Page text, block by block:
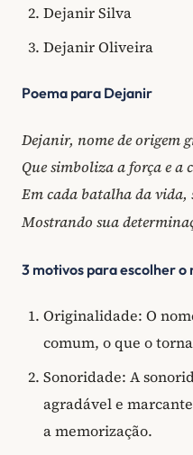
Dejanir Silva
Dejanir Oliveira
Poema para Dejanir
Dejanir, nome de origem
Que simboliza a força e a
Em cada batalha da vida,
Mostrando sua
3 motivos para escolher o
Originalidade: O
comum, o que o
Sonoridade: A
agradável e
a memorização.